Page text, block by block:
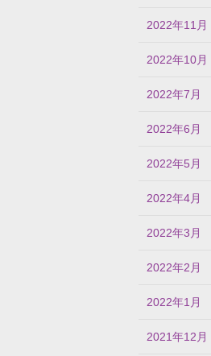
2022年11月
2022年10月
2022年7月
2022年6月
2022年5月
2022年4月
2022年3月
2022年2月
2022年1月
2021年12月